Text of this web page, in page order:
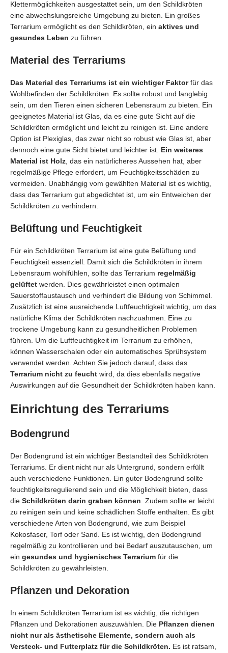
Klettermöglichkeiten ausgestattet sein, um den Schildkröten
eine abwechslungsreiche Umgebung zu bieten. Ein großes
Terrarium ermöglicht es den Schildkröten, ein aktives und
gesundes Leben zu führen.
Material des Terrariums
Das Material des Terrariums ist ein wichtiger Faktorfür das
Wohlbefinden der Schildkröten. Es sollte robust und langlebig
sein, um den Tieren einen sicheren Lebensraum zu bieten. Ein
geeignetes Material ist Glas, da es eine gute Sicht auf die
Schildkröten ermöglicht und leicht zu reinigen ist. Eine andere
Option ist Plexiglas, das zwar nicht so robust wie Glas ist, aber
dennoch eine gute Sicht bietet und leichter ist. Ein weiteres
Material ist Holz , das ein natürlicheres Aussehen hat, aber
regelmäßige Pflege erfordert, um Feuchtigkeitsschäden zu
vermeiden. Unabhängig vom gewählten Material ist es wichtig,
dass das Terrarium gut abgedichtet ist, um ein Entweichen der
Schildkröten zu verhindern.
Belüftung und Feuchtigkeit
Für ein Schildkröten Terrarium ist eine gute Belüftung und
Feuchtigkeit essenziell. Damit sich die Schildkröten in ihrem
Lebensraum wohlfühlen, sollte das Terrarium regelmäßig
gelüftet werden. Dies gewährleistet einen optimalen
Sauerstoffaustausch und verhindert die Bildung von Schimmel.
Zusätzlich ist eine ausreichende Luftfeuchtigkeit wichtig, um das
natürliche Klima der Schildkröten nachzuahmen. Eine zu
trockene Umgebung kann zu gesundheitlichen Problemen
führen. Um die Luftfeuchtigkeit im Terrarium zu erhöhen,
können Wasserschalen oder ein automatisches Sprühsystem
verwendet werden. Achten Sie jedoch darauf, dass das
Terrarium nicht zu feucht wird, da dies ebenfalls negative
Auswirkungen auf die Gesundheit der Schildkröten haben kann.
Einrichtung des Terrariums
Bodengrund
Der Bodengrund ist ein wichtiger Bestandteil des Schildkröten
Terrariums. Er dient nicht nur als Untergrund, sondern erfüllt
auch verschiedene Funktionen. Ein guter Bodengrund sollte
feuchtigkeitsregulierend sein und die Möglichkeit bieten, dass
die Schildkröten darin graben können . Zudem sollte er leicht
zu reinigen sein und keine schädlichen Stoffe enthalten. Es gibt
verschiedene Arten von Bodengrund, wie zum Beispiel
Kokosfaser, Torf oder Sand. Es ist wichtig, den Bodengrund
regelmäßig zu kontrollieren und bei Bedarf auszutauschen, um
ein gesundes und hygienisches Terrarium für die
Schildkröten zu gewährleisten.
Pflanzen und Dekoration
In einem Schildkröten Terrarium ist es wichtig, die richtigen
Pflanzen und Dekorationen auszuwählen. Die Pflanzen dienen
nicht nur als ästhetische Elemente, sondern auch als
Versteck- und Futterplatz für die Schildkröten. Es ist ratsam,